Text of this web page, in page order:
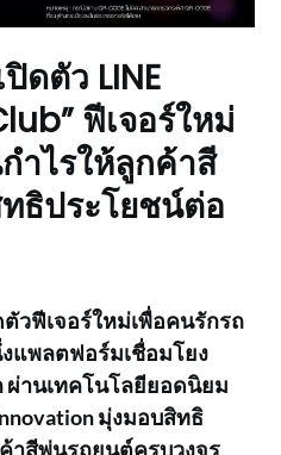
ดตัว LINE
ฟีเจอร์ใหม่
ำไรให้ลูกค้าสี
ธิประโยชน์ต่อ
วฟีเจอร์ใหม่เพื่อคนรักรถ
งแพลตฟอร์มเชื่อมโยง
ผ่านเทคโนโลยียอดนิยม
มุ่งมอบสิทธิ
าสีพ่นรถยนต์ครบวงจร